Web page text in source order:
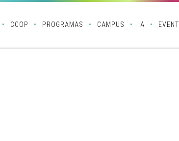
CCOP PROGRAMAS CAMPUS IA